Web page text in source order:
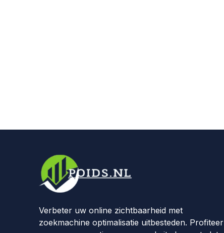
Verbeter uw online zichtbaarheid met
zoekmachine optimalisatie uitbesteden. Profiteer